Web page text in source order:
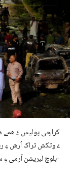
کراچی پولیس ءَ ھمے
ءَ وتکش تراک اُرش ءِ
بلوچ لبریشن آرمی ءِ سروک سر ءَ ایف آئی آر نکش کنگ بیتگ-